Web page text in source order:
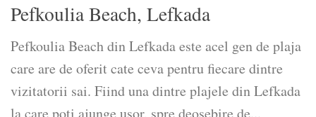
Pefkoulia Beach, Lefkada
Pefkoulia Beach din Lefkada este acel gen de plaja
care are de oferit cate ceva pentru fiecare dintre
vizitatorii sai. Fiind una dintre plajele din Lefkada